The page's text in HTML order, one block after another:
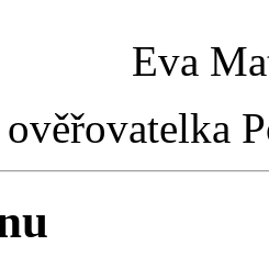
Eva
ověřovatelka